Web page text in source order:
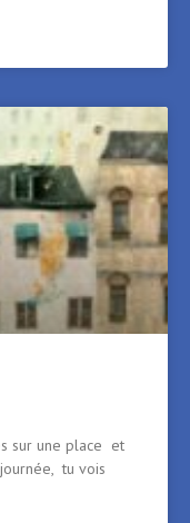
sur une place et
tu vois